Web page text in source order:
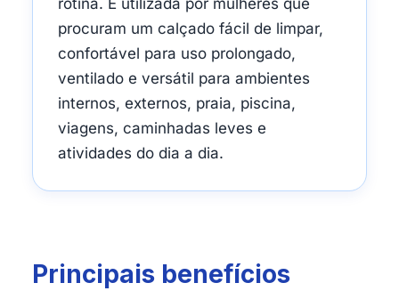
rotina. É utilizada por mulheres que
procuram um calçado fácil de limpar,
confortável para uso prolongado,
ventilado e versátil para ambientes
internos, externos, praia, piscina,
viagens, caminhadas leves e
atividades do dia a dia.
Principais benefícios